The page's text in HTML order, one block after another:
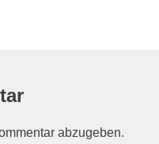
abzugeben.